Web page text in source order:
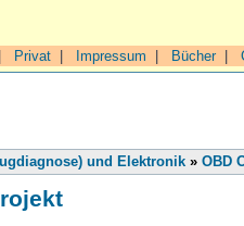
Privat Impressum Bücher|
und Elektronik » OBD